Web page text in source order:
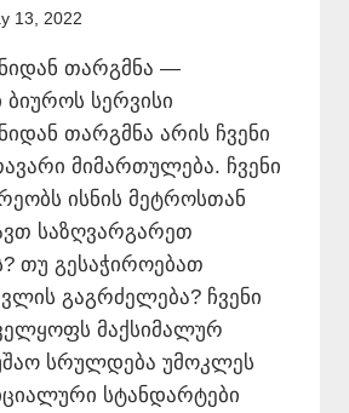
13, 2022
თარგმნა —
სერვისი
თარგმნა არის ჩვენი
მიმართულება. ჩვენი
ისნის მეტროსთან
საზღვარგარეთ
თუ გესაჭიროებათ
გაგრძელება? ჩვენი
მაქსიმალურ
სრულდება უმოკლეს
სტანდარტები